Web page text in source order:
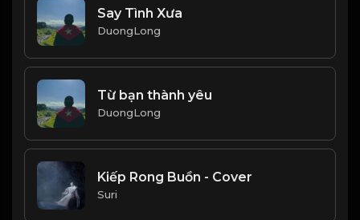
Say Tình Xưa
DuongLong
Từ bạn thành yêu
DuongLong
Kiếp Rong Buồn - Cover
Suri